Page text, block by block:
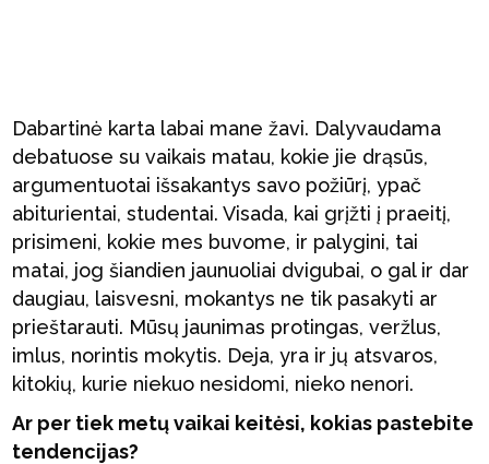
Dabartinė karta labai mane žavi. Dalyvaudama
debatuose su vaikais matau, kokie jie drąsūs,
argumentuotai išsakantys savo požiūrį, ypač
abiturientai, studentai. Visada, kai grįžti į praeitį,
prisimeni, kokie mes buvome, ir palygini, tai
matai, jog šiandien jaunuoliai dvigubai, o gal ir dar
daugiau, laisvesni, mokantys ne tik pasakyti ar
prieštarauti. Mūsų jaunimas protingas, veržlus,
imlus, norintis mokytis. Deja, yra ir jų atsvaros,
kitokių, kurie niekuo nesidomi, nieko nenori.
Ar per tiek metų vaikai keitėsi, kokias pastebite
tendencijas?